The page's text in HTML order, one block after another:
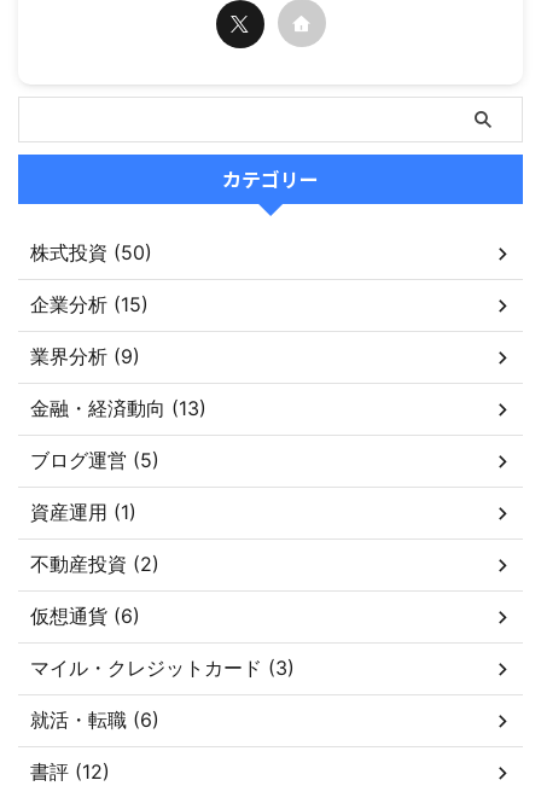
カテゴリー
株式投資 (50)
企業分析 (15)
業界分析 (9)
金融・経済動向 (13)
ブログ運営 (5)
資産運用 (1)
不動産投資 (2)
仮想通貨 (6)
マイル・クレジットカード (3)
就活・転職 (6)
書評 (12)